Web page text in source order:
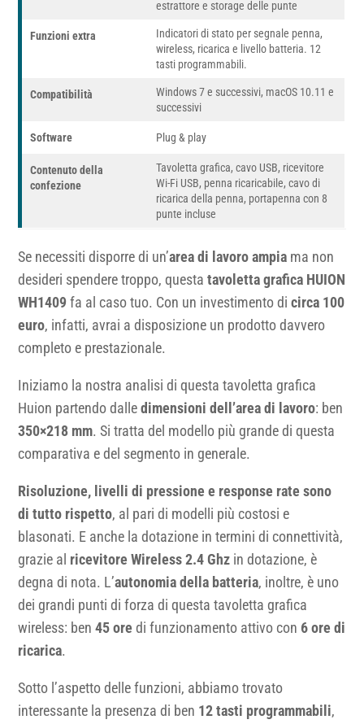
estrattore e storage delle punte
Funzioni extra
Indicatori di stato per segnale penna,
wireless, ricarica e livello batteria. 12
tasti programmabili.
Compatibilità
Windows 7 e successivi, macOS 10.11 e
successivi
Software Plug & play
Contenuto della
confezione
Tavoletta grafica, cavo USB, ricevitore
Wi-Fi USB, penna ricaricabile, cavo di
ricarica della penna, portapenna con 8
punte incluse
Se necessiti disporre di un’area di lavoro ampia ma non
desideri spendere troppo, questatavoletta grafica HUION
WH1409fa al caso tuo. Con un investimento dicirca 100
euro, infatti, avrai a disposizione un prodotto davvero
completo e prestazionale.
Iniziamo la nostra analisi di questa tavoletta grafica
Huion partendo dalledimensioni dell’area di lavoro: ben
350×218 mm. Si tratta del modello più grande di questa
comparativa e del segmento in generale.
Risoluzione, livelli di pressione e response rate sono
di tutto rispetto, al pari di modelli più costosi e
blasonati. E anche la dotazione in termini di connettività,
grazie al ricevitore Wireless 2.4 Ghz in dotazione, è
degna di nota. L’autonomia della batteria, inoltre, è uno
dei grandi punti di forza di questa tavoletta grafica
wireless: ben45 ore di funzionamento attivo con 6 ore di
ricarica.
Sotto l’aspetto delle funzioni, abbiamo trovato
interessante la presenza di ben 12 tasti programmabili,